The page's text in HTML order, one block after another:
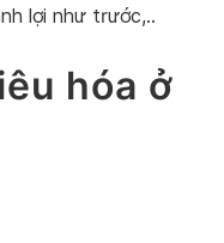
lợi như trước,..
hóa ở